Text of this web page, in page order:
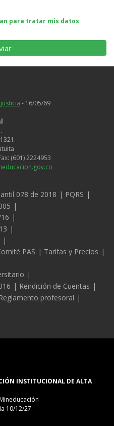
para tratar mis datos
- 16/05/69
(601) 2224953
078 de 2018
PQRS
PAS
Tarifas y Precios
Rendición de Cuentas
Reglamento profesoral
INSTITUCIONAL DE ALTA
10/12/27